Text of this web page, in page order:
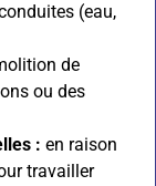
(eau,
de
ou des
: en raison
travailler